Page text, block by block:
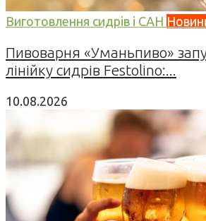
Виготовлення сидрів і САН
Пивоварня «Уманьпиво»
лінійку сидрів Festolino:...
10.08.2026